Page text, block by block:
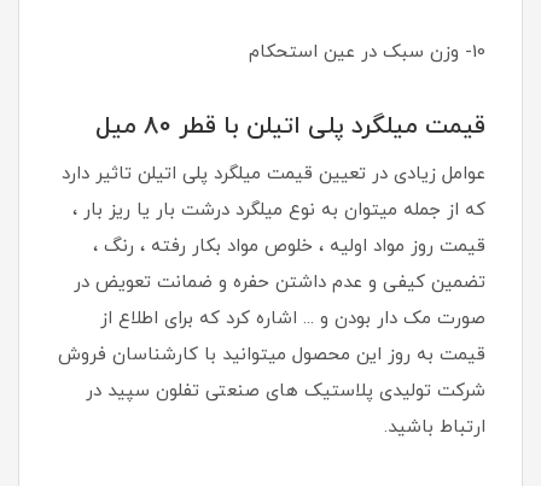
10- وزن سبک در عین استحکام
قیمت میلگرد پلی اتیلن با قطر 80 میل
عوامل زیادی در تعیین قیمت میلگرد پلی اتیلن تاثیر دارد
که از جمله میتوان به نوع میلگرد درشت بار یا ریز بار ،
قیمت روز مواد اولیه ، خلوص مواد بکار رفته ، رنگ ،
تضمین کیفی و عدم داشتن حفره و ضمانت تعویض در
صورت مک دار بودن و ... اشاره کرد که برای اطلاع از
قیمت به روز این محصول میتوانید با کارشناسان فروش
شرکت تولیدی پلاستیک های صنعتی تفلون سپید در
ارتباط باشید.